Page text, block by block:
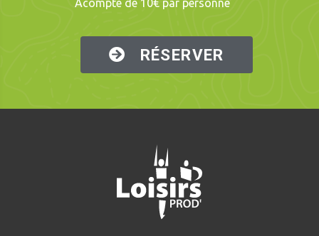
Acompte de 10€ par personne
RÉSERVER